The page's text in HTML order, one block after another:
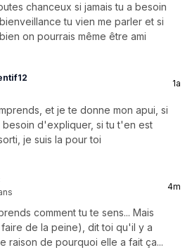
chanceux si jamais tu a besoin
tu vien me parler et si
on pourrais même être ami
1a
et je te donne mon apui, si
besoin d'expliquer, si tu t'en est
je suis la pour toi
4m
comment tu te sens... Mais
de la peine), dit toi qu'il y a
raison de pourquoi elle a fait ça...